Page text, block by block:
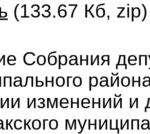
(133.67 Кб,
Собрания
изменений и